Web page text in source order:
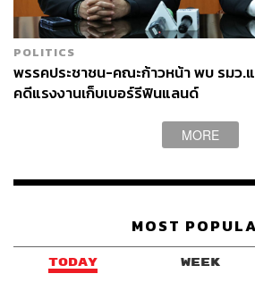
POLITICS
พรรคประชาชน-คณะก้าวหน้า พบ รมว.
คดีแรงงานเก็บเบอร์รีฟินแลนด์
MORE
MOST
TODAY WEEK